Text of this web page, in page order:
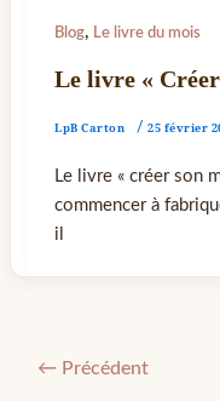
Blog, Le livre du mois
Le livre «
LpB Carton /25 février
Le livre « créer son
commencer à
il
← Précédent